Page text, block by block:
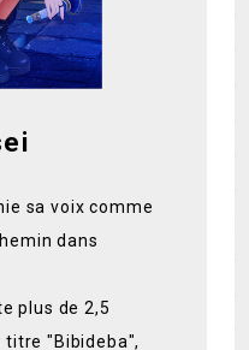
sa voix comme
dans
plus de 2,5
titre "Bibideba",